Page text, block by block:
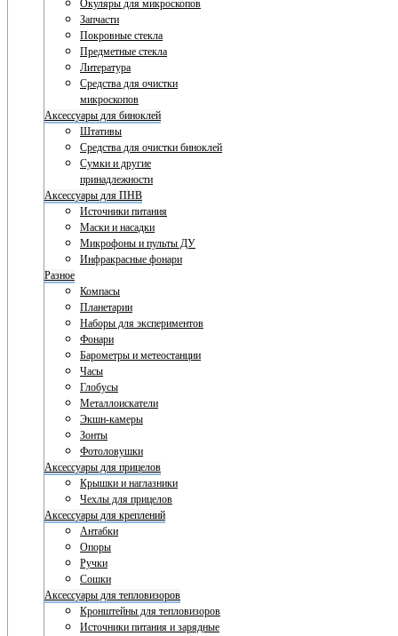
Окуляры для микроскопов
Запчасти
Покровные стекла
Предметные стекла
Литература
Средства для очистки
микроскопов
Аксессуары для биноклей
Штативы
Средства для очистки биноклей
Сумки и другие
принадлежности
Аксессуары для ПНВ
Источники питания
Маски и насадки
Микрофоны и пульты ДУ
Инфракрасные фонари
Разное
Компасы
Планетарии
Наборы для экспериментов
Фонари
Барометры и метеостанции
Часы
Глобусы
Металлоискатели
Экшн-камеры
Зонты
Фотоловушки
Аксессуары для прицелов
Крышки и наглазники
Чехлы для прицелов
Аксессуары для креплений
Антабки
Опоры
Ручки
Сошки
Аксессуары для тепловизоров
Кронштейны для тепловизоров
Источники питания и зарядные